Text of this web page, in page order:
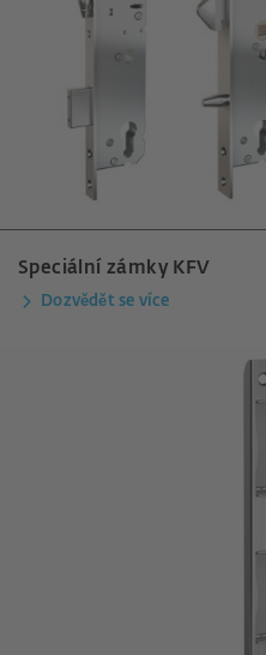
Speciální zámky KFV
Dozvědět se více